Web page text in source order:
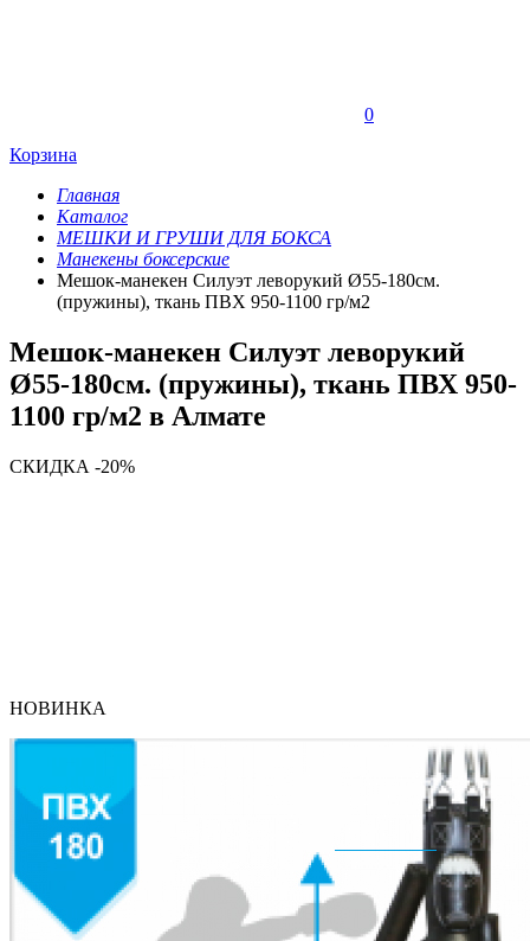
0
Корзина
Главная
Каталог
МЕШКИ И ГРУШИ ДЛЯ БОКСА
Манекены боксерские
Мешок-манекен Силуэт леворукий Ø55-180см.
(пружины), ткань ПВХ 950-1100 гр/м2
Мешок-манекен Силуэт леворукий
Ø55-180см. (пружины), ткань ПВХ 950-
1100 гр/м2 в Алмате
СКИДКА -20%
НОВИНКА